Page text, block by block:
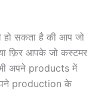
सकता है की आप जो
फ़िर आपके जो कस्टमर
अपने products में
production के